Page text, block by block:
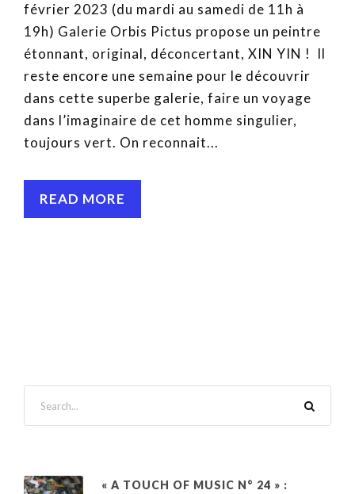
février 2023 (du mardi au samedi de 11h à
19h) Galerie Orbis Pictus propose un peintre
étonnant, original, déconcertant, XIN YIN ! Il
reste encore une semaine pour le découvrir
dans cette superbe galerie, faire un voyage
dans l’imaginaire de cet homme singulier,
toujours vert. On reconnait...
READ MORE
« A TOUCH OF MUSIC N° 24 » :